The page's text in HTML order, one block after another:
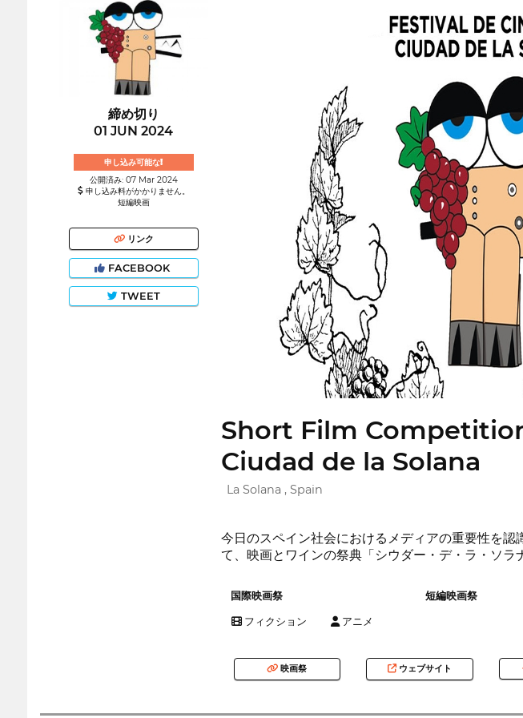
締め切り
01 JUN 2024
申し込み可能な!
公開済み: 07 Mar 2024
申し込み料がかかりません。
短編映画
リンク
FACEBOOK
TWEET
Short Film
Ciudad de la Solana
La Solana , Spain
今日のスペイン社会におけるメディアの重要性を
て、映画とワインの祭典「シウダー・デ・ラ・ソラ
国際映画祭 短編映画祭
フィクション アニメ
映画祭 ウェブサイト